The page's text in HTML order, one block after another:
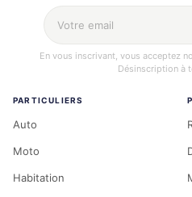
Votre adresse email
En vous inscrivant, vous acceptez
Désinscription à
PARTICULIERS
Auto
Moto
Habitation